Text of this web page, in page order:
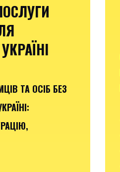
ТА ОСІБ БЕЗ